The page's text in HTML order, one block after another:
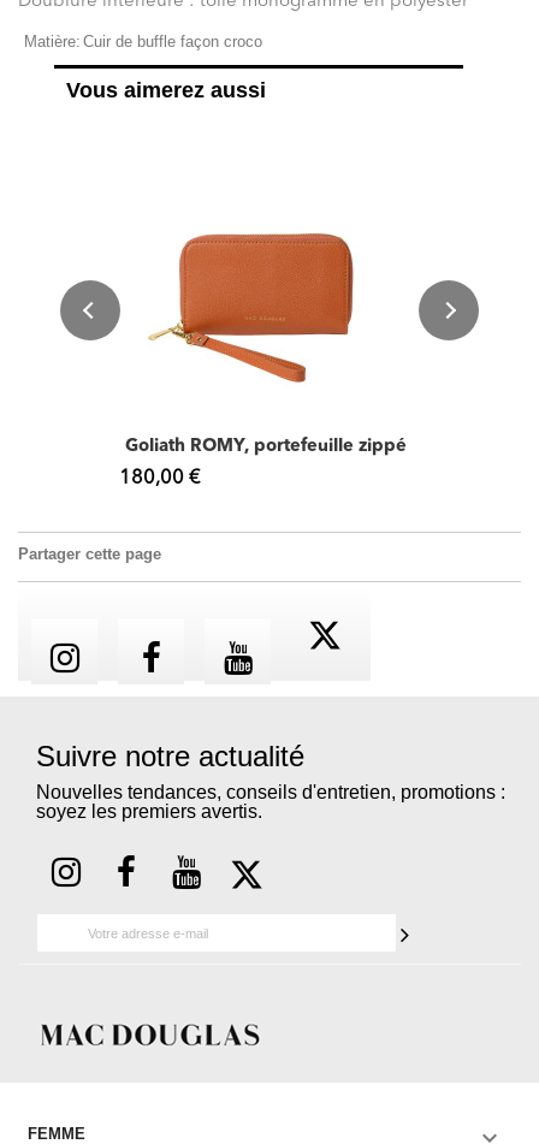
Matière: Cuir de buffle façon croco
Vous aimerez aussi
Goliath ROMY, portefeuille zippé
180,00 €
Partager cette page
Suivre notre actualité
Nouvelles tendances, conseils d'entretien, promotions :
soyez les premiers avertis.
FEMME